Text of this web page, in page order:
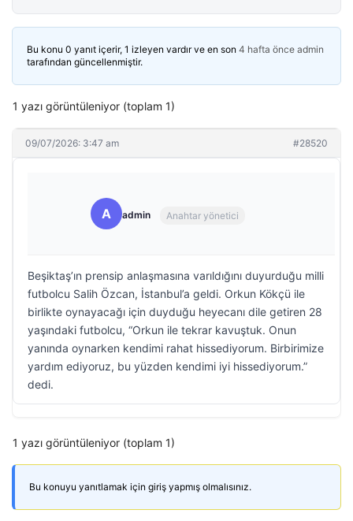
Bu konu 0 yanıt içerir, 1 izleyen vardır ve en son 4 hafta önce admin
tarafından güncellenmiştir.
1 yazı görüntüleniyor (toplam 1)
09/07/2026: 3:47 am #28520
A admin Anahtar yönetici
Beşiktaş’ın prensip anlaşmasına varıldığını duyurduğu milli
futbolcu Salih Özcan, İstanbul’a geldi. Orkun Kökçü ile
birlikte oynayacağı için duyduğu heyecanı dile getiren 28
yaşındaki futbolcu, “Orkun ile tekrar kavuştuk. Onun
yanında oynarken kendimi rahat hissediyorum. Birbirimize
yardım ediyoruz, bu yüzden kendimi iyi hissediyorum.”
dedi.
1 yazı görüntüleniyor (toplam 1)
Bu konuyu yanıtlamak için giriş yapmış olmalısınız.